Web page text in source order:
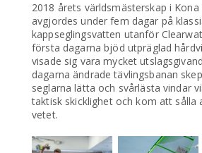
2018 årets världsmästerskap i Kona
avgjordes under fem dagar på
kappseglingsvatten utanför
första dagarna bjöd utpräglad
visade sig vara mycket
dagarna ändrade tävlingsbanan
seglarna lätta och svårlästa vindar
taktisk skicklighet och kom att sålla
vetet.